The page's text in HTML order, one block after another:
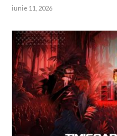
iunie 11, 2026